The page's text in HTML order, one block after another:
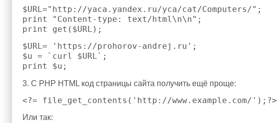
$URL="http://yaca.yandex.ru/yca/cat/Computers/";
print "Content-type: text/html\n\n";
print get($URL);
$URL= 'https://prohorov-andrej.ru';
$u = `curl $URL`;
print $u;
3. С PHP HTML код страницы сайта получить ещё проще:
<?= file_get_contents('http://www.example.com/');?>
Или так: